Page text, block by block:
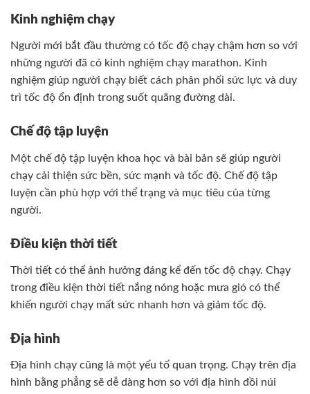
Kinh nghiệm chạy
Người mới bắt đầu thường có tốc độ chạy chậm hơn so với
những người đã có kinh nghiệm chạy marathon. Kinh
nghiệm giúp người chạy biết cách phân phối sức lực và duy
trì tốc độ ổn định trong suốt quãng đường dài.
Chế độ tập luyện
Một chế độ tập luyện khoa học và bài bản sẽ giúp người
chạy cải thiện sức bền, sức mạnh và tốc độ. Chế độ tập
luyện cần phù hợp với thể trạng và mục tiêu của từng
người.
Điều kiện thời tiết
Thời tiết có thể ảnh hưởng đáng kể đến tốc độ chạy. Chạy
trong điều kiện thời tiết nắng nóng hoặc mưa gió có thể
khiến người chạy mất sức nhanh hơn và giảm tốc độ.
Địa hình
Địa hình chạy cũng là một yếu tố quan trọng. Chạy trên địa
hình bằng phẳng sẽ dễ dàng hơn so với địa hình đồi núi